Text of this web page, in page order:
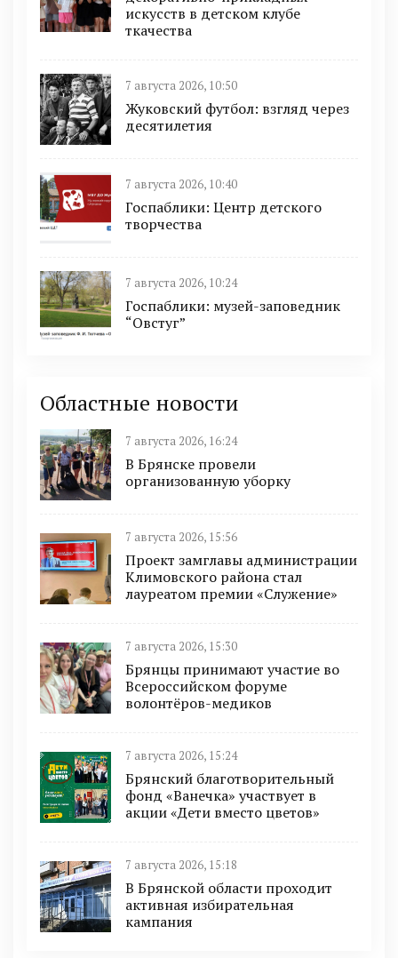
искусств в детском клубе
ткачества
7 августа 2026, 10:50
Жуковский футбол: взгляд через
десятилетия
7 августа 2026, 10:40
Госпаблики: Центр детского
творчества
7 августа 2026, 10:24
Госпаблики: музей-заповедник
“Овстуг”
Областные новости
7 августа 2026, 16:24
В Брянске провели
организованную уборку
7 августа 2026, 15:56
Проект замглавы администрации
Климовского района стал
лауреатом премии «Служение»
7 августа 2026, 15:30
Брянцы принимают участие во
Всероссийском форуме
волонтёров-медиков
7 августа 2026, 15:24
Брянский благотворительный
фонд «Ванечка» участвует в
акции «Дети вместо цветов»
7 августа 2026, 15:18
В Брянской области проходит
активная избирательная
кампания